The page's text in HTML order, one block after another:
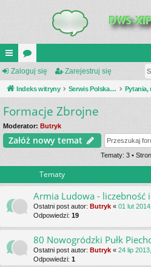
UI
C
K
_L
IN
or
a
Zaloguj się Zarejestruj się
Indeks witryny Serwis Polska Podziemna
Formacje Zbrojne
Moderator: Butryk
Załóż nowy temat
Tematy: 3 •
Tematy
Armia Ludowa - liczebność
Ostatni post autor: Butryk « 01 lut
Odpowiedzi: 19
80 Nowogródzki Pułk
Ostatni post autor: Butryk « 24 lip
Odpowiedzi: 1